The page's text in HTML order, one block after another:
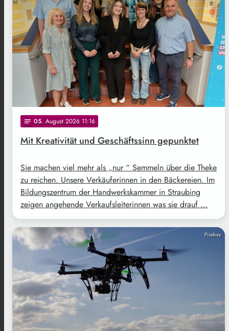
notes 05. August 2026 11:16
Mit Kreativität und Geschäftssinn gepunktet
Sie machen viel mehr als „nur “ Semmeln über die Theke
zu reichen. Unsere Verkäuferinnen in den Bäckereien. Im
Bildungszentrum der Handwerkskammer in Straubing
zeigen angehende Verkaufsleiterinnen was sie drauf …
Pixabay